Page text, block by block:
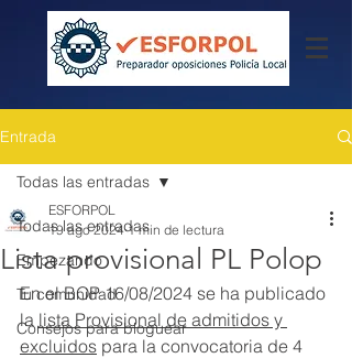
Entrada
Todas las entradas
Empezando
Tu comunidad
Consejos para bloguear
Todas las entradas
Lista provisional PL Polop
ESFORPOL
19 ago 2024 1 min de lectura
En el BOP 16/08/2024 se ha publicado
la lista Provisional de admitidos y
excluidos para la convocatoria de 4